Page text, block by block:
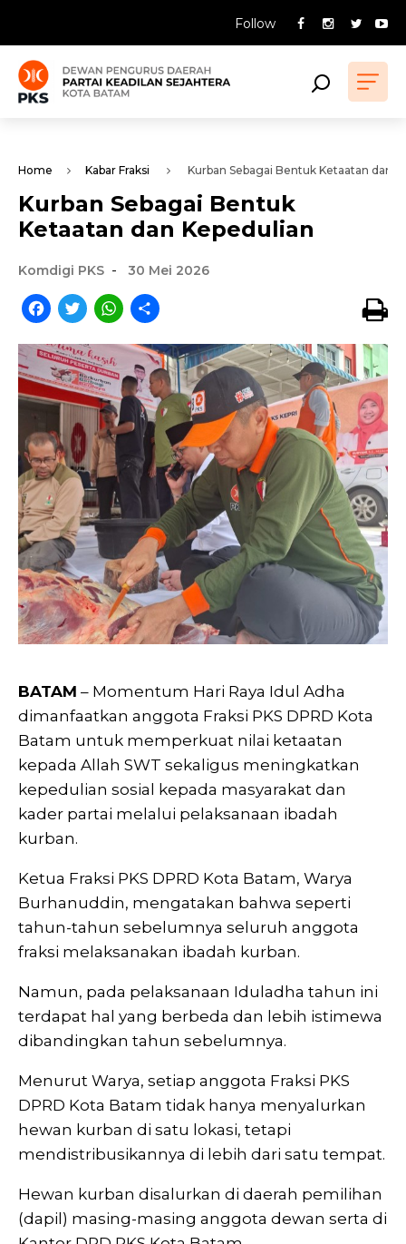
Follow
Home Kabar Fraksi Kurban Sebagai Bentuk Ketaatan dan
Kurban Sebagai Bentuk
Ketaatan dan Kepedulian
Komdigi PKS - 30 Mei 2026
Facebook
TwitterWhatsApp
BATAM – Momentum Hari Raya Idul Adha
dimanfaatkan anggota Fraksi PKS DPRD Kota
Batam untuk memperkuat nilai ketaatan
kepada Allah SWT sekaligus meningkatkan
kepedulian sosial kepada masyarakat dan
kader partai melalui pelaksanaan ibadah
kurban.
Ketua Fraksi PKS DPRD Kota Batam, Warya
Burhanuddin, mengatakan bahwa seperti
tahun-tahun sebelumnya seluruh anggota
fraksi melaksanakan ibadah kurban.
Namun, pada pelaksanaan Iduladha tahun ini
terdapat hal yang berbeda dan lebih istimewa
dibandingkan tahun sebelumnya.
Menurut Warya, setiap anggota Fraksi PKS
DPRD Kota Batam tidak hanya menyalurkan
hewan kurban di satu lokasi, tetapi
mendistribusikannya di lebih dari satu tempat.
Hewan kurban disalurkan di daerah pemilihan
(dapil) masing-masing anggota dewan serta di